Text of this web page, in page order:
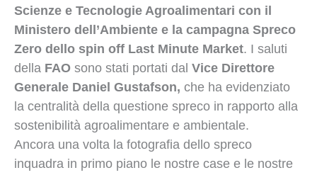
Scienze e Tecnologie Agroalimentari con il
Ministero dell’Ambiente e la campagna Spreco
Zero dello spin off Last Minute Market. I saluti
della FAO sono stati portati dal Vice Direttore
Generale Daniel Gustafson, che ha evidenziato
la centralità della questione spreco in rapporto alla
sostenibilità agroalimentare e ambientale.
Ancora una volta la fotografia dello spreco
inquadra in primo piano le nostre case e le nostre